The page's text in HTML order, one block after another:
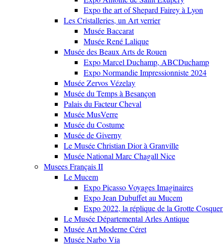
Expo the art of Shepard Fairey à Lyon
Les Cristalleries, un Art verrier
Musée Baccarat
Musée René Lalique
Musée des Beaux Arts de Rouen
Expo Marcel Duchamp, ABCDuchamp
Expo Normandie Impressionniste 2024
Musée Zervos Vézelay
Musée du Temps à Besançon
Palais du Facteur Cheval
Musée MusVerre
Musée du Costume
Musée de Giverny
Le Musée Christian Dior à Granville
Musée National Marc Chagall Nice
Musees Français II
Le Mucem
Expo Picasso Voyages Imaginaires
Expo Jean Dubuffet au Mucem
Expo 2022, la réplique de la Grotte
Le Musée Départemental Arles Antique
Musée Art Moderne Céret
Musée Narbo Via